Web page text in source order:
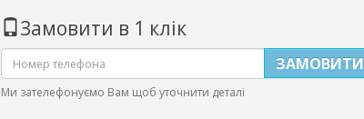
Замовити в 1 клік
ЗАМОВИТИ
Ми зателефонуємо Вам щоб уточнити деталі